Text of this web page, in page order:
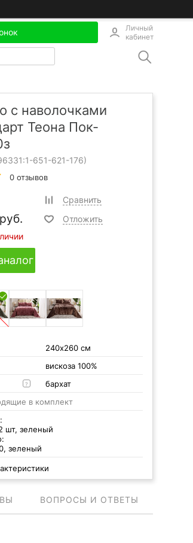
Личный
кабинет
с наволочками
Теона Пок-
1-651-621-176)
0 отзывов
руб.
Сравнить
Отложить
240х260 см
вискоза 100%
?
бархат
в комплект
шт, зеленый
зеленый
ВОПРОСЫ И ОТВЕТЫ